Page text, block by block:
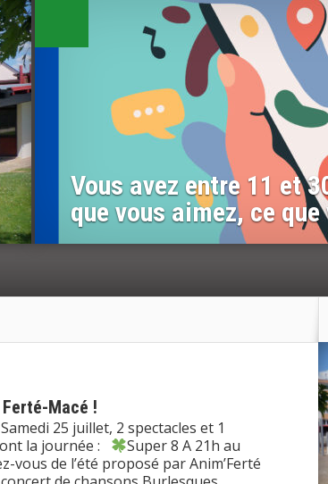
Vous avez entre 11 et
que vous aimez, ce
Macé !
25 juillet, 2 spectacles et 1
la journée :
Super 8 A 21h au
de l’été proposé par Anim’Ferté